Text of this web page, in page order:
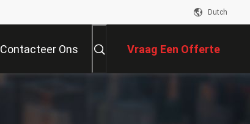
Dutch
Contacteer Ons Vraag Een Offerte